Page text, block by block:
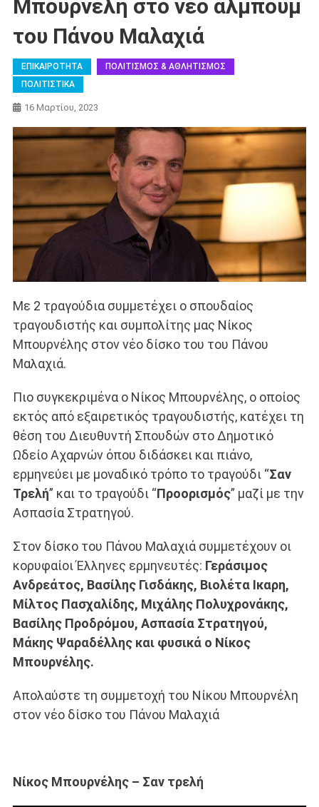
Μπουρνέλη στο νέο άλμπουμ
του Πάνου Μαλαχιά
ΕΠΙΚΑΙΡΟΤΗΤΑ
ΠΟΛΙΤΙΣΜΟΣ & ΑΘΛΗΤΙΣΜΟΣ
ΠΟΛΙΤΙΣΤΙΚΑ
16 Μαρτίου, 2023
Με 2 τραγούδια συμμετέχει ο σπουδαίος
τραγουδιστής και συμπολίτης μας Νίκος
Μπουρνέλης στον νέο δίσκο του του Πάνου
Μαλαχιά.
Πιο συγκεκριμένα ο Νίκος Μπουρνέλης, ο οποίος
εκτός από εξαιρετικός τραγουδιστής, κατέχει τη
θέση του Διευθυντή Σπουδών στο Δημοτικό
Ωδείο Αχαρνών όπου διδάσκει και πιάνο,
ερμηνεύει με μοναδικό τρόπο το τραγούδι “Σαν
Τρελή” και το τραγούδι “Προορισμός” μαζί με την
Ασπασία Στρατηγού.
Στον δίσκο του Πάνου Μαλαχιά συμμετέχουν οι
κορυφαίοι Έλληνες ερμηνευτές: Γεράσιμος
Ανδρεάτος, Βασίλης Γισδάκης, Βιολέτα Ικαρη,
Μίλτος Πασχαλίδης, Μιχάλης Πολυχρονάκης,
Βασίλης Προδρόμου, Ασπασία Στρατηγού,
Μάκης Ψαραδέλλης και φυσικά ο Νίκος
Μπουρνέλης.
Απολαύστε τη συμμετοχή του Νίκου Μπουρνέλη
στον νέο δίσκο του Πάνου Μαλαχιά
Νίκος Μπουρνέλης – Σαν τρελή